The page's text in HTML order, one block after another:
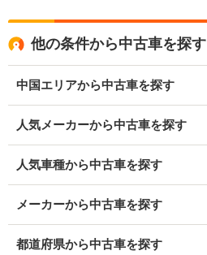
他の条件から中古車を探す
中国エリアから中古車を探す
人気メーカーから中古車を探す
人気車種から中古車を探す
メーカーから中古車を探す
都道府県から中古車を探す